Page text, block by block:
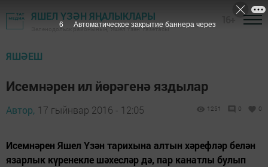
ЯШЕЛ ҮЗӘН ЯҢАЛЫКЛАРЫ
Зеленодольск районының "Яшел Үзән" газетасы
ЯШӘЕШ
Исемнәрен ил йөрәгенә яздылар
Автор, 17 гыйнвар 2016 - 12:05 1251 0 0
Исемнәрен Яшел Үзән тарихына алтын хәрефләр белән
язарлык күренекле шәхесләр дә, пар канатлы булып
5 Автоматическое закрытие баннера через